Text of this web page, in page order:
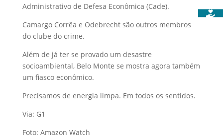
Administrativo de Defesa Econômica (Cade).
Camargo Corrêa e Odebrecht são outros membros
do clube do crime.
Além de já ter se provado um desastre
socioambiental, Belo Monte se mostra agora também
um fiasco econômico.
Precisamos de energia limpa. Em todos os sentidos.
Via: G1
Foto: Amazon Watch